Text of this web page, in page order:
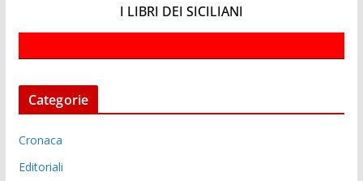
I LIBRI DEI SICILIANI
Categorie
Cronaca
Editoriali